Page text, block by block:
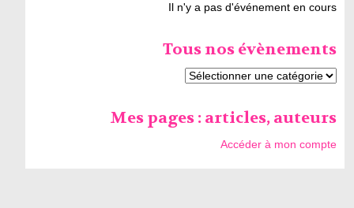
Il n'y a pas d'événement en cours
Tous nos évènements
Mes pages : articles, auteurs
Accéder à mon compte